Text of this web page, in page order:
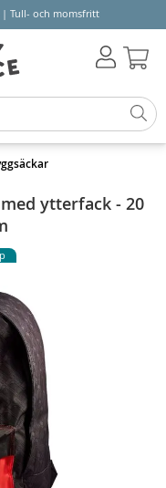
| Tull- och momsfritt
ytterfack - 20